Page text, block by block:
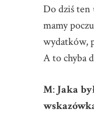
Do dziś ten
mamy
wydatków,
A to chyba
M: Jaka